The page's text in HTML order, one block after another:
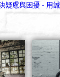
疑慮與困擾 - 用